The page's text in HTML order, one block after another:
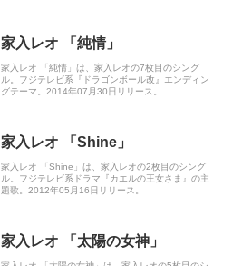
家入レオ 「純情」
家入レオ 「純情」は、家入レオの7枚目のシング
ル。フジテレビ系『ドラゴンボール改』エンディン
グテーマ。2014年07月30日リリース。
家入レオ 「Shine」
家入レオ 「Shine」は、家入レオの2枚目のシング
ル。フジテレビ系ドラマ『カエルの王女さま』の主
題歌。2012年05月16日リリース。
家入レオ 「太陽の女神」